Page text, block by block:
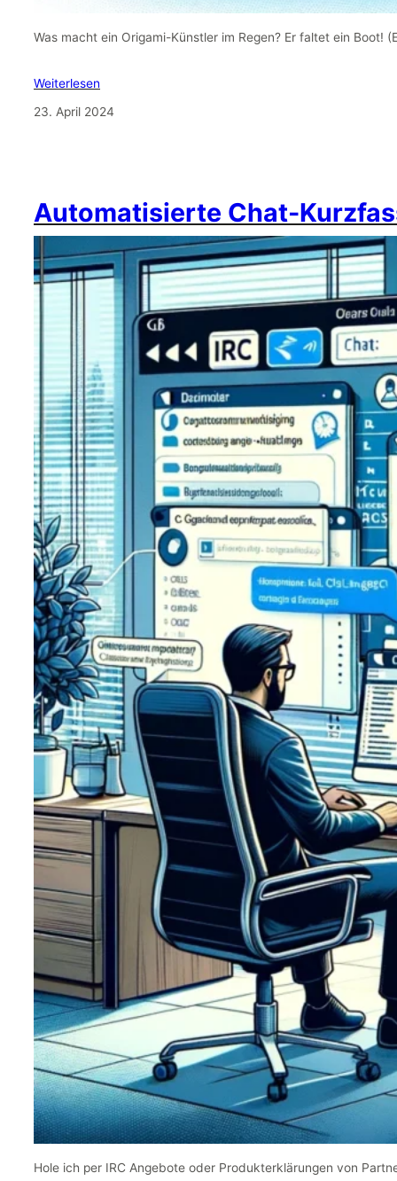
Was macht ein Origami-Künstler im Regen? Er faltet ein Boot!
Weiterlesen
23. April 2024
Automatisierte Chat-
Hole ich per IRC Angebote oder Produkterklärungen von